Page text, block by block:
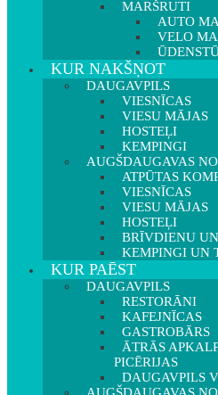
MARŠRUTI
AUTO
VELO
KUR NAKŠŅOT
DAUGAVPILS
VIESNĪCAS
VIESU MĀJAS
HOSTEĻI
KEMPINGI
AUGŠDAUGAVAS
ATPŪTAS
VIESNĪCAS
VIESU MĀJAS
HOSTEĻI
BRĪVDIENU
KEMPINGI UN
KUR PAĒST
DAUGAVPILS
RESTORĀNI
KAFEJNĪCAS
GASTROBĀRS
ĀTRĀS
PICĒRIJAS
DAUGAVPILS